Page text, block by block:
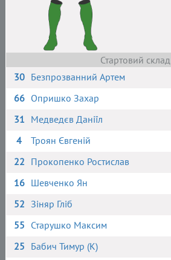
Стартовий склад
30 Безпрозванний Артем
66 Опришко Захар
31 Медведєв Даніїл
4
Троян Євгеній
22 Прокопенко Ростислав
16 Шевченко Ян
52 Зіняр Гліб
55 Старушко Максим
25 Бабич Тимур (К)